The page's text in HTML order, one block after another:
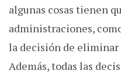
algunas cosas tienen
administraciones,
la decisión de
Además, todas las